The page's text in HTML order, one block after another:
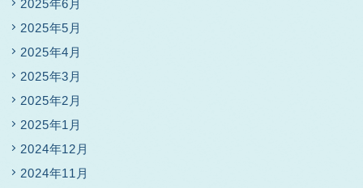
2025年6月
2025年5月
2025年4月
2025年3月
2025年2月
2025年1月
2024年12月
2024年11月